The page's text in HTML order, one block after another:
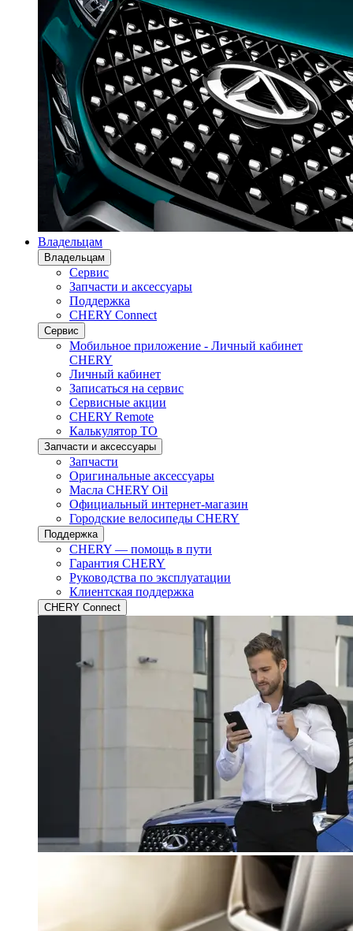
Владельцам
Владельцам
Сервис
Запчасти и аксессуары
Поддержка
CHERY Connect
Сервис
Мобильное приложение - Личный кабинет
CHERY
Личный кабинет
Записаться на сервис
Сервисные акции
CHERY Remote
Калькулятор ТО
Запчасти и аксессуары
Запчасти
Оригинальные аксессуары
Масла CHERY Oil
Официальный интернет-магазин
Городские велосипеды CHERY
Поддержка
CHERY — помощь в пути
Гарантия CHERY
Руководства по эксплуатации
Клиентская поддержка
CHERY Connect